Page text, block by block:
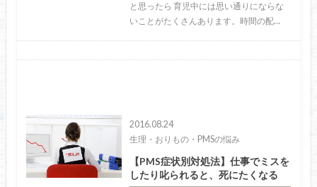
と思ったら 育児中には思い通りにならな
いことがたくさんあります。時間の配…
2016.08.24
生理・おりもの・PMSの悩み
【PMS症状別対処法】仕事でミスを
したり叱られると、死にたくなる